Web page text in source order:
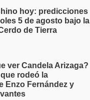
hoy: predicciones
5 de agosto bajo la
de Tierra
ver Candela Arizaga?
rodeó la
Enzo Fernández y